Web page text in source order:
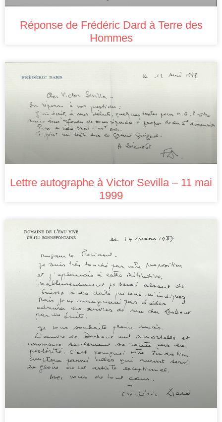
Réponse de Frédéric Dard à Terre des
Hommes
Lettre autographe à Victor Sevilla – 11 mai
1999